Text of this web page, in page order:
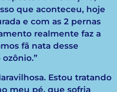
que aconteceu, hoje
e com as 2 pernas
realmente faz a
fã nata desse
Estou tratando
meu pé, que sofria